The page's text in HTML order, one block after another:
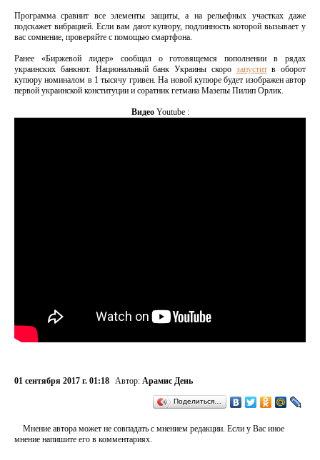
Программа сравнит все элементы защиты, а на рельефных участках даже
подскажет вибрацией. Если вам дают купюру, подлинность которой вызывает у
вас сомнение, проверяйте с помощью смартфона.
Ранее «Биржевой лидер» сообщал о готовящемся пополнении в рядах
украинских банкнот. Национальный банк Украины скоро запуститв оборот
купюру номиналом в 1 тысячу гривен. На новой купюре будет изображен автор
первой украинской конституции и соратник гетмана Мазепы Пилип Орлик.
ВидеоYoutube :
01 сентября 2017 г. 01:18 Автор: Арамис День
Поделиться…
Мнение автора может не совпадать с мнением редакции. Если у Вас иное
мнение напишите его в комментариях.